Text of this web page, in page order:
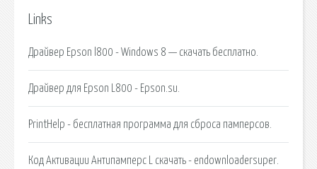
Links
Драйвер Epson l800 - Windows 8 — скачать бесплатно.
Драйвер для Epson L800 - Epson.su.
PrintHelp - бесплатная программа для сброса памперсов.
Код Активации Антипамперс L скачать - endownloadersuper.